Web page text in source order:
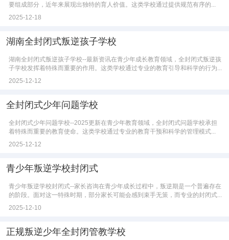
要组成部分，近年来展现出独特的育人价值。这类学校通过提供规范有序的...
2025-12-18
湖南全封闭式叛逆孩子学校
湖南全封闭式叛逆孩子学校--最新资讯在青少年成长教育领域，全封闭式叛逆孩
子学校发挥着特殊而重要的作用。这类学校通过专业的教育引导和科学的行为...
2025-12-12
全封闭式少年问题学校
全封闭式少年问题学校--2025更新在青少年教育领域，全封闭式问题学校承担
着特殊而重要的教育使命。这类学校通过专业的教育干预和科学的管理模式...
2025-12-12
青少年叛逆学校封闭式
青少年叛逆学校封闭式--家长咨询在青少年成长过程中，叛逆期是一个普遍存在
的阶段。面对这一特殊时期，部分家长可能会感到束手无策，而专业的封闭式...
2025-12-10
正规叛逆少年全封闭管教学校